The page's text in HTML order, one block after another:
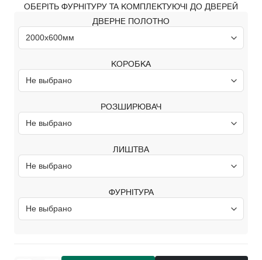
ОБЕРІТЬ ФУРНІТУРУ ТА КОМПЛЕКТУЮЧІ ДО ДВЕРЕЙ
ДВЕРНЕ ПОЛОТНО
КОРОБКА
РОЗШИРЮВАЧ
ЛИШТВА
ФУРНІТУРА